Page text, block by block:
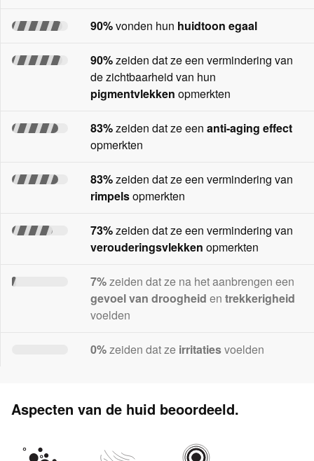
90%vonden hun huidtoon egaal
90%zeiden dat ze een vermindering van
de zichtbaarheid van hun
pigmentvlekken opmerkten
83%zeiden dat ze een anti-aging effect
opmerkten
83%zeiden dat ze een vermindering van
rimpelsopmerkten
73%zeiden dat ze een vermindering van
verouderingsvlekken opmerkten
7%zeiden dat ze na het aanbrengen een
gevoel van droogheid en trekkerigheid
voelden
0%zeiden dat ze irritatiesvoelden
Aspecten van de huid beoordeeld.